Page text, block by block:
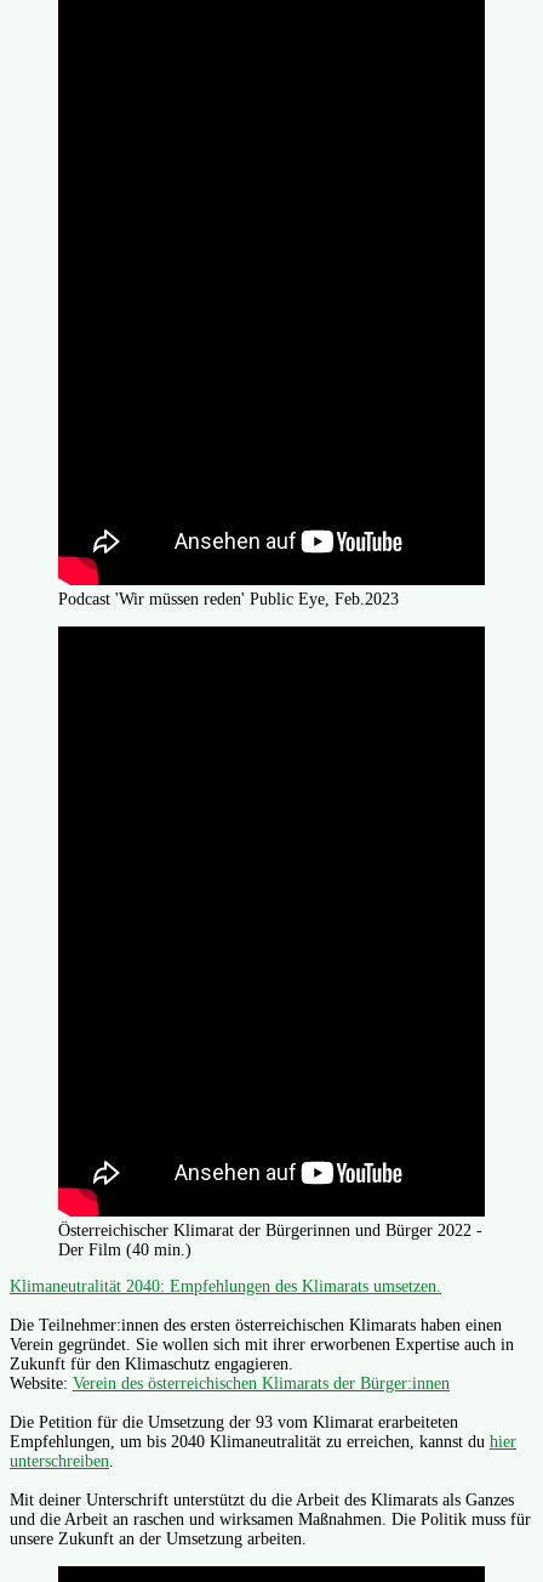
Podcast 'Wir müssen reden' Public Eye, Feb.2023
Österreichischer Klimarat der Bürgerinnen und Bürger 2022 -
Der Film (40 min.)
Klimaneutralität 2040: Empfehlungen des Klimarats umsetzen.
Die Teilnehmer:innen des ersten österreichischen Klimarats haben einen
Verein gegründet. Sie wollen sich mit ihrer erworbenen Expertise auch in
Zukunft für den Klimaschutz engagieren.
Website: Verein des österreichischen Klimarats der Bürger:innen
Die Petition für die Umsetzung der 93 vom Klimarat erarbeiteten
Empfehlungen, um bis 2040 Klimaneutralität zu erreichen, kannst du hier
unterschreiben
Mit deiner Unterschrift unterstützt du die Arbeit des Klimarats als Ganzes
und die Arbeit an raschen und wirksamen Maßnahmen. Die Politik muss für
unsere Zukunft an der Umsetzung arbeiten.